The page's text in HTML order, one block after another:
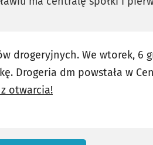
drogeryjnych. We wtorek, 6
Drogeria dm powstała w
otwarcia!